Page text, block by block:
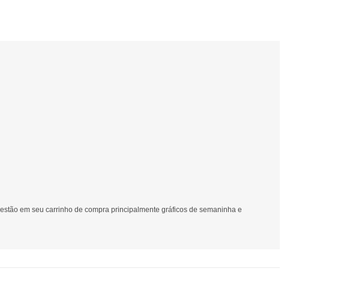
em seu carrinho de compra principalmente gráficos de semaninha e